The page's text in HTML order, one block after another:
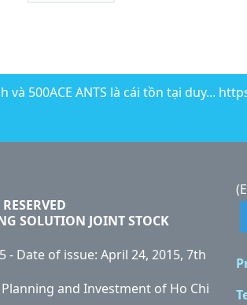
và 500ACE ANTS là cái tồn tại duy...
SOLUTION JOINT STOCK
- Date of issue: April 24, 2015, 7th
and Investment of Ho Chi